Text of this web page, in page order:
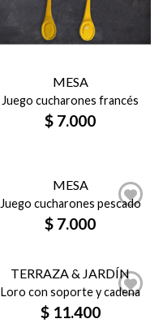
MESA
Juego cucharones francés
$ 7.000
MESA
Juego cucharones pescado
$ 7.000
TERRAZA & JARDÍN
Loro con soporte y cadena
$11.400